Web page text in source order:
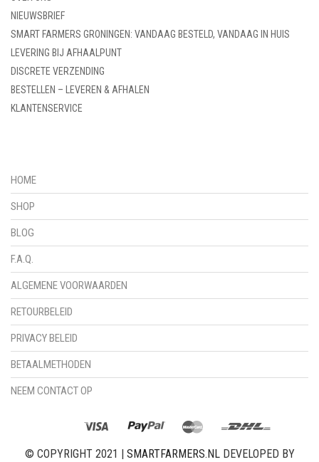
NIEUWSBRIEF
SMART FARMERS GRONINGEN: VANDAAG BESTELD, VANDAAG IN HUIS
LEVERING BIJ AFHAALPUNT
DISCRETE VERZENDING
BESTELLEN – LEVEREN & AFHALEN
KLANTENSERVICE
HOME
SHOP
BLOG
F.A.Q.
ALGEMENE VOORWAARDEN
RETOURBELEID
PRIVACY BELEID
BETAALMETHODEN
NEEM CONTACT OP
© COPYRIGHT 2021 | SMARTFARMERS.NLDEVELOPED BY